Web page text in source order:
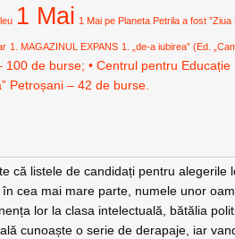
1 Mai 1 Mai pe Planeta Petrila a fost
1. MAGAZINUL EXPANS 1. „de-a iubirea” (Ed.
de burse; • Centrul pentru Educație
Petroșani – 42 de burse.
că listele de candidați pentru alegerile
în cea mai mare parte, numele unor
lor la clasa intelectuală, bătălia
cunoaște o serie de derapaje, iar